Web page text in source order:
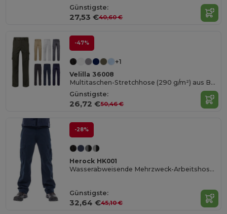
Günstigste:
27,53 €40,60 €
-47%
+1
Velilla 36008
Multitaschen-Stretchhose (290 g/m²) aus Baumwolle (46 %), EME (38 %) und Polyester (16 %)
Günstigste:
26,72 €50,46 €
-28%
Herock HK001
Wasserabweisende Mehrzweck-Arbeitshose Thor
Günstigste:
32,64 €45,10 €